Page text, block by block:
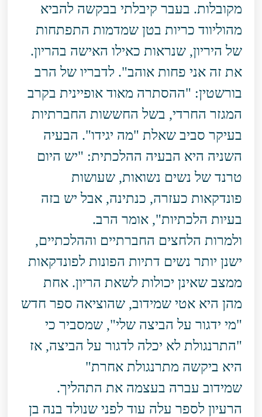
מקובלות. בעבר קיבלתי בבקשה להביא
מהוליווד כריות בטן שמדמות התפתחות
של היריון, שנראות כאילו האישה בהריון.
את זה אני פחות אוהב". לדבריו של הרב
בורשטין: "ההסתרה מאוד אופיינית בקרב
המגזר החרדי, בשל החששות החברתיות
בעיקר סביב שאלת "מה יגידו". הבעיה
השניה היא הבעיה ההלכתית: "יש היום
טרנד של נשים נשואות, שעושות
פונדקאות כעזרה, כנתינה, אבל יש בזה
בעיות הלכתיות", אומר הרב.
ולמרות הלחצים החברתיים וההלכתיים,
ישנן יותר נשים דתיות הפונות לפונדקאות
ממצב שאינן יכולות לשאת הריון. אחת
מהן היא אטי שמידוב, שהוציאה ספר חדש
"מי ידגור על הביצה שלי", שמסביר כי
"התרנגולת לא יכלה לדגור על הביצה, אז
היא ביקשה מתרנגולת אחרת"
שמידוב עברה בעצמה את התהליך.
הרעיון לספר עלה עוד לפני שנולד בנה בן